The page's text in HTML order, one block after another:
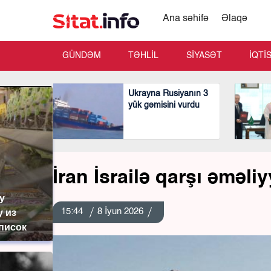
из
Ana səhifə Əlaqə
GÜNDƏM TƏHLİL SİYASƏT
Ukrayna Rusiyanın 3
yük gəmisini vurdu
İran İsrailə qarşı
15:44 8 İyun 2026